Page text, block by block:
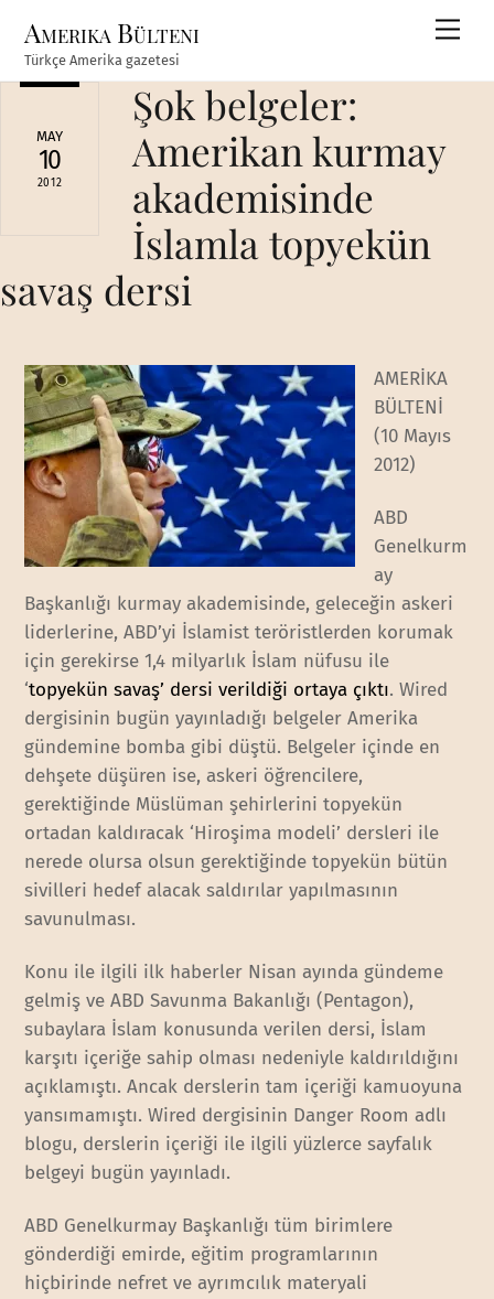
content
Amerika Bülteni
Türkçe Amerika gazetesi
MAY
10
2012
Şok belgeler:
Amerikan kurmay
akademisinde
İslamla topyekün
savaş dersi
AMERİKA
BÜLTENİ
(10 Mayıs
2012)
ABD
Genelkurm
ay
Başkanlığı kurmay akademisinde, geleceğin askeri
liderlerine, ABD’yi İslamist teröristlerden korumak
için gerekirse 1,4 milyarlık İslam nüfusu ile
‘topyekün savaş’ dersi verildiği ortaya çıktı. Wired
dergisinin bugün yayınladığı belgeler Amerika
gündemine bomba gibi düştü. Belgeler içinde en
dehşete düşüren ise, askeri öğrencilere,
gerektiğinde Müslüman şehirlerini topyekün
ortadan kaldıracak ‘Hiroşima modeli’ dersleri ile
nerede olursa olsun gerektiğinde topyekün bütün
sivilleri hedef alacak saldırılar yapılmasının
savunulması.
Konu ile ilgili ilk haberler Nisan ayında gündeme
gelmiş ve ABD Savunma Bakanlığı (Pentagon),
subaylara İslam konusunda verilen dersi, İslam
karşıtı içeriğe sahip olması nedeniyle kaldırıldığını
açıklamıştı. Ancak derslerin tam içeriği kamuoyuna
yansımamıştı. Wired dergisinin Danger Room adlı
blogu, derslerin içeriği ile ilgili yüzlerce sayfalık
belgeyi bugün yayınladı.
ABD Genelkurmay Başkanlığı tüm birimlere
gönderdiği emirde, eğitim programlarının
hiçbirinde nefret ve ayrımcılık materyali